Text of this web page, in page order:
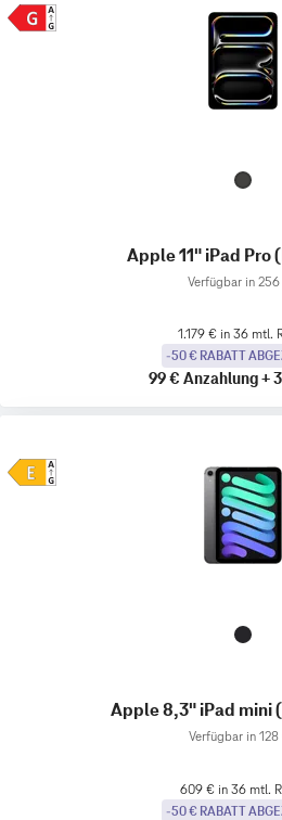
Apple 11" iPad Pro
Verfügbar in 256
1.179 € in 36 mtl.
-50 € RABATT
99 € Anzahlung+
Apple 8,3" iPad mini
Verfügbar in 128
609 € in 36 mtl.
-50 € RABATT